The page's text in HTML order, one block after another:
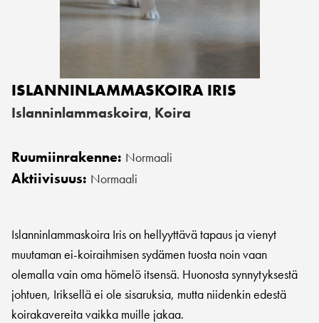
ISLANNINLAMMASKOIRA IRIS
Islanninlammaskoira, Koira
Ruumiinrakenne: Normaali
Aktiivisuus: Normaali
Islanninlammaskoira Iris on hellyyttävä tapaus ja vienyt
muutaman ei-koiraihmisen sydämen tuosta noin vaan
olemalla vain oma hömelö itsensä. Huonosta synnytyksestä
johtuen, Iriksellä ei ole sisaruksia, mutta niidenkin edestä
koirakavereita vaikka muille jakaa.